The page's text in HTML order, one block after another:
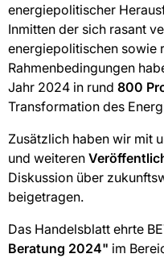
energiepolitischer
Inmitten der sich rasant
energiepolitischen sowie
Rahmenbedingungen
Jahr 2024 in rund 800
Transformation des
Zusätzlich haben wir mit
und weiteren
Diskussion über
beigetragen.
Das Handelsblatt ehrte
Beratung 2024" im